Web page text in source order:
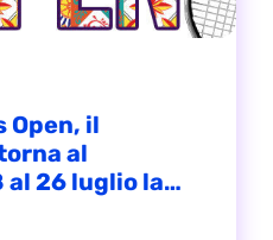
Open, il
al
al 26 luglio la